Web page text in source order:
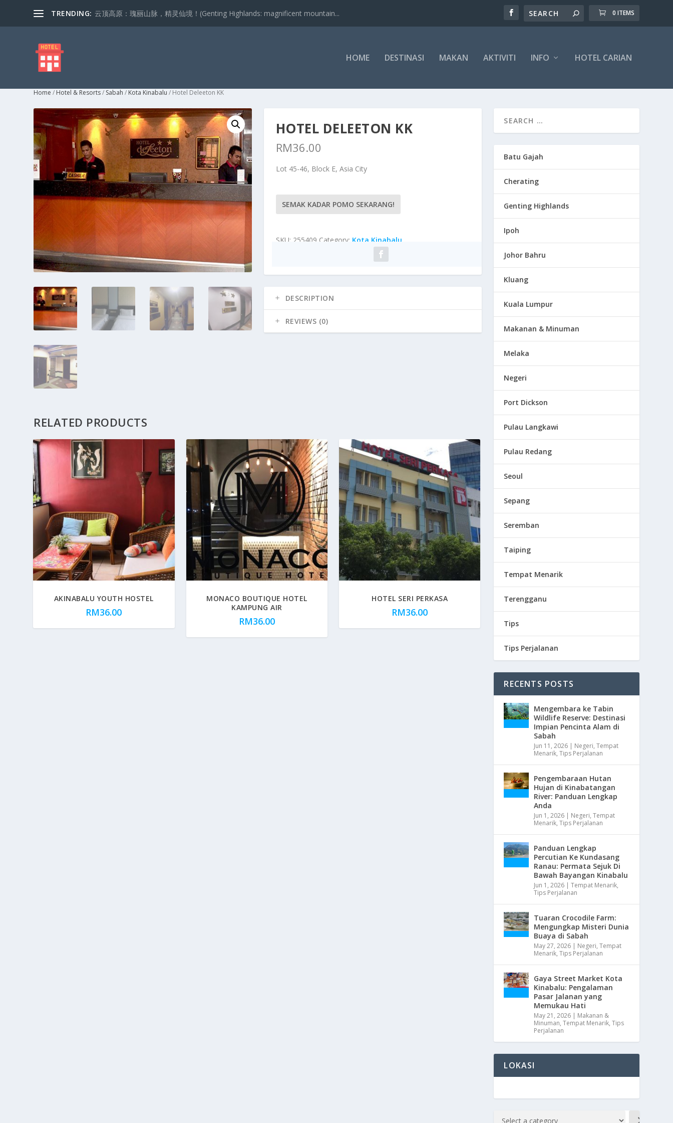
TRENDING: 云顶高原：瑰丽山脉，精灵仙境！(Genting Highlands: magnificent mountain... 0 ITEMS
HOME DESTINASI MAKAN AKTIVITI INFO HOTEL CARIAN
Home / Hotel & Resorts/ Sabah / Kota Kinabalu / Hotel Deleeton KK
HOTEL DELEETON KK
RM36.00
Lot 45-46, Block E, Asia City
SEMAK KADAR POMO SEKARANG!
SKU: 255409 Category: Kota Kinabalu
DESCRIPTION
REVIEWS (0)
RELATED PRODUCTS
AKINABALU YOUTH HOSTEL
RM36.00
MONACO BOUTIQUE HOTEL
KAMPUNG AIR
RM36.00
HOTEL SERI PERKASA
RM36.00
Batu Gajah
Cherating
Genting Highlands
Ipoh
Johor Bahru
Kluang
Kuala Lumpur
Makanan & Minuman
Melaka
Negeri
Port Dickson
Pulau Langkawi
Pulau Redang
Seoul
Sepang
Seremban
Taiping
Tempat Menarik
Terengganu
Tips
Tips Perjalanan
RECENTS POSTS
Mengembara ke Tabin
Wildlife Reserve: Destinasi
Impian Pencinta Alam di
Sabah
Jun 11, 2026 | Negeri,Tempat
Menarik,Tips Perjalanan
Pengembaraan Hutan
Hujan di Kinabatangan
River: Panduan Lengkap
Anda
Jun 1, 2026 | Negeri,Tempat
Menarik,Tips Perjalanan
Panduan Lengkap
Percutian Ke Kundasang
Ranau: Permata Sejuk Di
Bawah Bayangan Kinabalu
Jun 1, 2026 |Tempat Menarik,
Tips Perjalanan
Tuaran Crocodile Farm:
Mengungkap Misteri Dunia
Buaya di Sabah
May 27, 2026 | Negeri,Tempat
Menarik,Tips Perjalanan
Gaya Street Market Kota
Kinabalu: Pengalaman
Pasar Jalanan yang
Memukau Hati
May 21, 2026 | Makanan &
Minuman,Tempat Menarik,Tips
Perjalanan
LOKASI